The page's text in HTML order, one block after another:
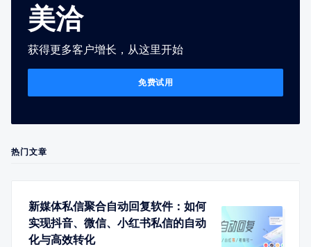
美洽
获得更多客户增长，从这里开始
免费试用
热门文章
新媒体私信聚合自动回复软件：如何
实现抖音、微信、小红书私信的自动
化与高效转化